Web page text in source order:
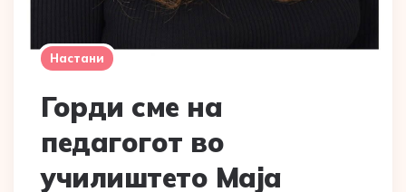
Настани
Горди сме на
педагогот во
училиштето Маја